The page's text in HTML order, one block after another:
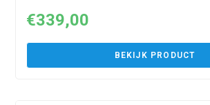
€339,00
BEKIJK PRODUCT